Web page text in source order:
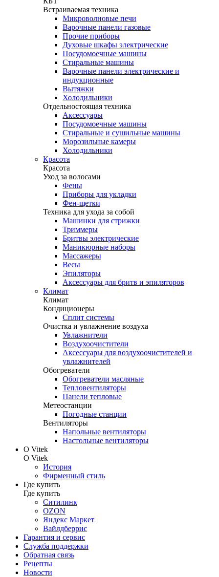
Встраиваемая техника
Микроволновые печи
Варочные панели газовые
Прочие приборы
Духовые шкафы электрические
Посудомоечные машины
Стиральные машины
Варочные панели электрические и
индукционные
Вытяжки
Холодильники
Отдельностоящая техника
Аксессуары
Посудомоечные машины
Стиральные и сушильные машины
Морозильные камеры
Холодильники
Красота
Красота
Уход за волосами
Фены
Приборы для укладки
Фен-щетки
Техника для ухода за собой
Машинки для стрижки
Триммеры
Бритвы электрические
Маникюрные наборы
Массажеры
Весы
Эпиляторы
Аксессуары для бритв и эпиляторов
Климат
Климат
Кондиционеры
Сплит системы
Очистка и увлажнение воздуха
Увлажнители
Воздухоочистители
Аксессуары для воздухоочистителей и
увлажнителей
Обогреватели
Обогреватели масляные
Тепловентиляторы
Панели тепловые
Метеостанции
Погодные станции
Вентиляторы
Напольные вентиляторы
Настольные вентиляторы
О Vitek
О Vitek
История
Фирменный стиль
Где купить
Где купить
Ситилинк
OZON
Яндекс Маркет
Вайлдберрис
Гарантия и сервис
Служба поддержки
Обратная связь
Рецепты
Новости